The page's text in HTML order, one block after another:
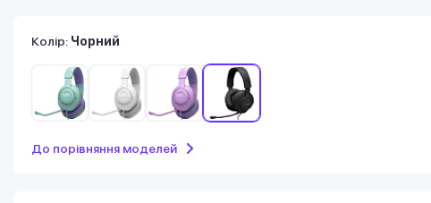
Колір: Чорний
До порівняння моделей